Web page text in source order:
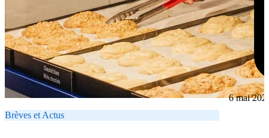
Brèves et Actus
6 mai